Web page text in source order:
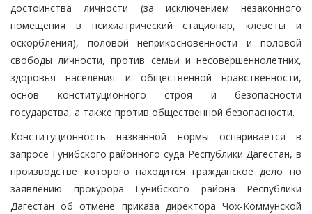
достоинства личности (за исключением незаконного
помещения в психиатрический стационар, клеветы и
оскорбления), половой неприкосновенности и половой
свободы личности, против семьи и несовершеннолетних,
здоровья населения и общественной нравственности,
основ конституционного строя и безопасности
государства, а также против общественной безопасности.
Конституционность названной нормы оспаривается в
запросе Гунибского районного суда Республики Дагестан, в
производстве которого находится гражданское дело по
заявлению прокурора Гунибского района Республики
Дагестан об отмене приказа директора Чох-Коммунской